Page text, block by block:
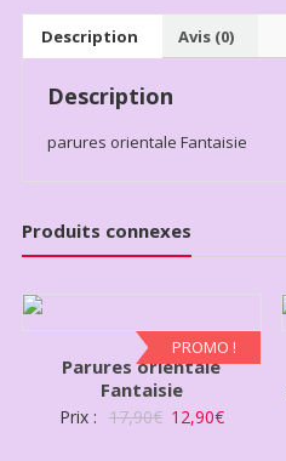
Description Avis (0)
Description
parures orientale Fantaisie
Produits connexes
PROMO !
Parures orientale
Fantaisie
Prix : 17,90€ 12,90€